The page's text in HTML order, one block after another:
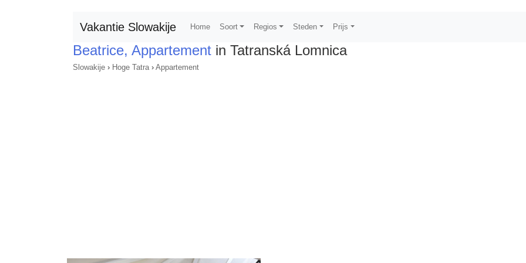
Vakantie Slowakije Home Soort Regios Steden Prijs
Beatrice, Appartement in Tatranská Lomnica
Slowakije › Hoge Tatra› Appartement